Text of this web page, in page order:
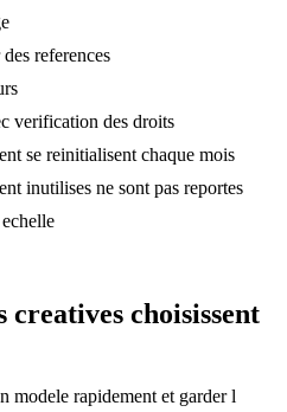
references
verification des droits
se reinitialisent chaque mois
inutilises ne sont pas reportes
creatives choisissent
modele rapidement et garder l